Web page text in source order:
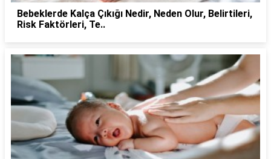
Bebeklerde Kalça Çıkığı Nedir, Neden Olur, Belirtileri,
Risk Faktörleri, Te..